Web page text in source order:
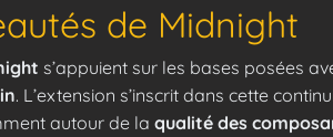
de Midnight
s’appuient sur les bases posées
. L’extension s’inscrit dans cette
autour de la qualité des